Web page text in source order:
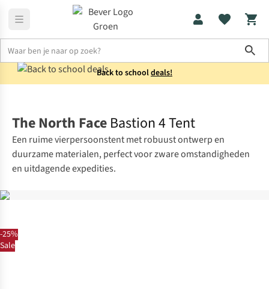
Back to schooldeals!
-25%
Sale
The North Face Bastion 4 Tent
Een ruime vierpersoonstent met robuust ontwerp en
duurzame materialen, perfect voor zware omstandigheden
en uitdagende expedities.